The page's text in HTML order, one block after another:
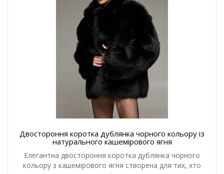
Двостороння коротка дублянка чорного кольору із
натурального кашемірового ягня
Елегантна двостороння коротка дублянка чорного
кольору з кашемірового ягня створена для тих, хто